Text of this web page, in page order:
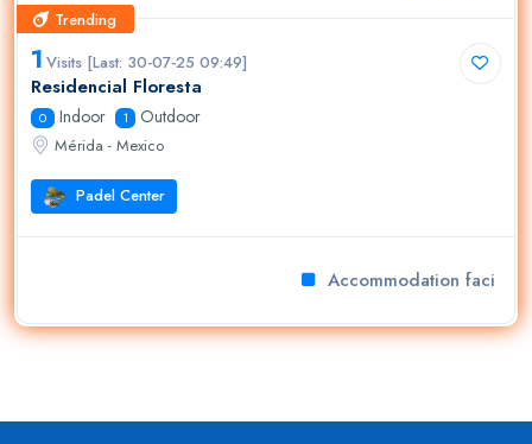
Trending
Trending
1 Visits [Last: 30-07-25 09:49]
Residencial Floresta
0 Indoor 1 Outdoor
Mérida - Mexico
Padel Center
Accommodation facilities